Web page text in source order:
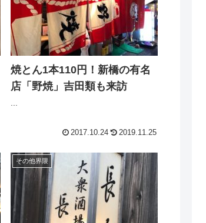
焼とん1本110円！新橋の有名
店「野焼」吉田類も来訪
2017.10.24 2019.11.25
その他界隈